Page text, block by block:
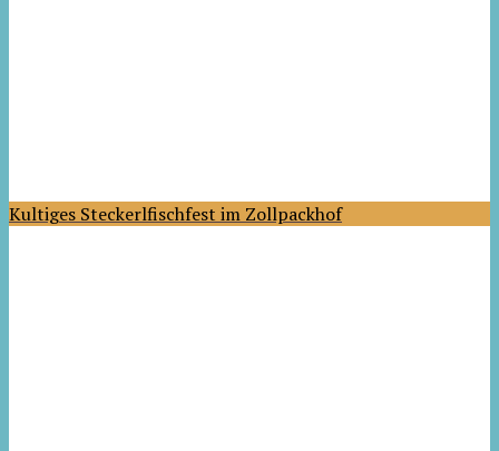
Kultiges Steckerlfischfest im Zollpackhof